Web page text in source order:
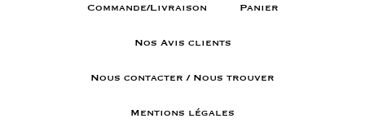
Commande/Livraison Panier
Nos Avis clients
Nous contacter / Nous trouver
Mentions légales